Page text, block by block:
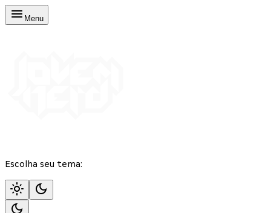
Menu
Escolha seu tema: